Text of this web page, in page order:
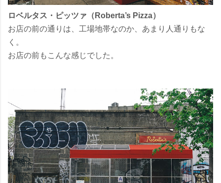
ロベルタス・ピッツァ（Roberta’s Pizza）
お店の前の通りは、工場地帯なのか、あまり人通りもな
く。
お店の前もこんな感じでした。